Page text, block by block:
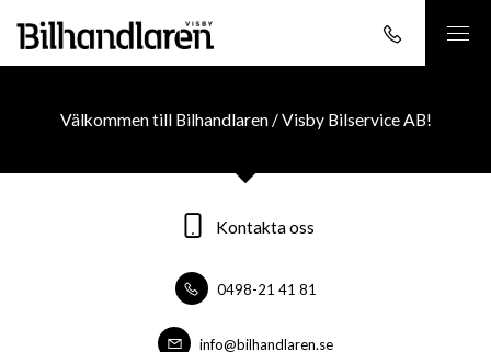
Välkommen till Bilhandlaren / Visby Bilservice AB!
Kontakta oss
0498-21 41 81
info@bilhandlaren.se